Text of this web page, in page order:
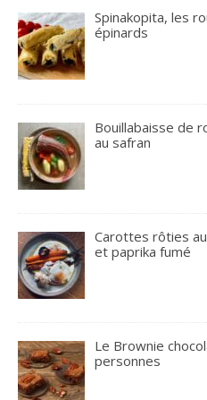
Spinakopita, les
épinards
Bouillabaisse de
au safran
Carottes rôties
et paprika fumé
Le Brownie
personnes